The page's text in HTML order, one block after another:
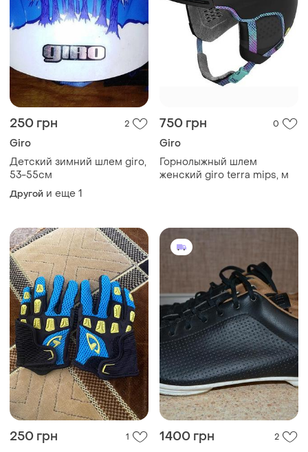
250 грн 2
Giro
Детский зимний шлем giro,
53-55см
Другой и еще 1
750 грн 0
Giro
Горнолыжный шлем
женский giro terra mips, м
250 грн 1 1400 грн 2